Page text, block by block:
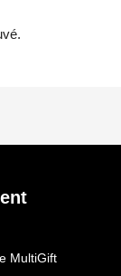
MultiGift